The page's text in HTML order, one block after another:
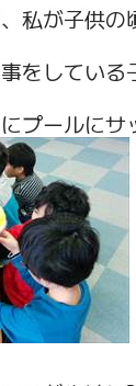
私が子供の
をしている
プールに